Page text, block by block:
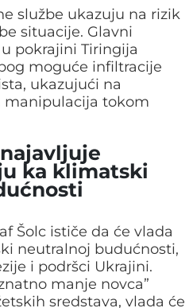
službe ukazuju na rizik
situacije. Glavni
pokrajini Tiringija
moguće infiltracije
ukazujući na
manipulacija tokom
ka klimatski
Šolc ističe da će vlada
neutralnoj budućnosti,
i podršci Ukrajini.
manje novca”
sredstava, vlada će